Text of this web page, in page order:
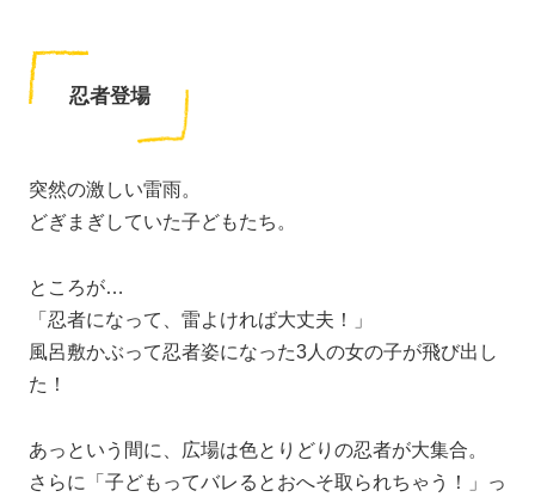
忍者登場
突然の激しい雷雨。
どぎまぎしていた子どもたち。
ところが…
「忍者になって、雷よければ大丈夫！」
風呂敷かぶって忍者姿になった3人の女の子が飛び出し
た！
あっという間に、広場は色とりどりの忍者が大集合。
さらに「子どもってバレるとおへそ取られちゃう！」っ